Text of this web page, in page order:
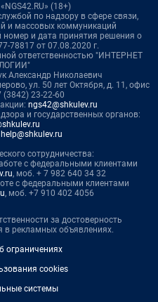
(18+)
по надзору в сфере связи,
и массовых коммуникаций
и дата принятия решения о
78817 от 07.08.2020 г.
ответственностью "ИНТЕРНЕТ
Александр Николаевич
ул. 50 лет Октября, д. 11, офис
(3842) 23-22-60
ngs42@shkulev.ru
и государственных органов:
help@shkulev.ru
сотрудничества:
с федеральными клиентами
, моб. + 7 982 640 34 32
с федеральными клиентами
, моб. +7 910 402 4056
за достоверность
рекламных объявлениях.
ограничениях
cookies
системы